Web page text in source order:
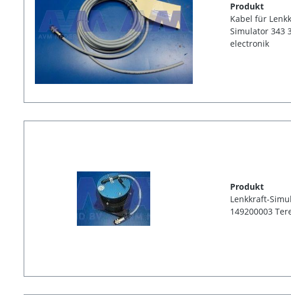
Produkt
Kabel für
Simulator 343
electronik
Produkt
Lenkkraft-
149200003